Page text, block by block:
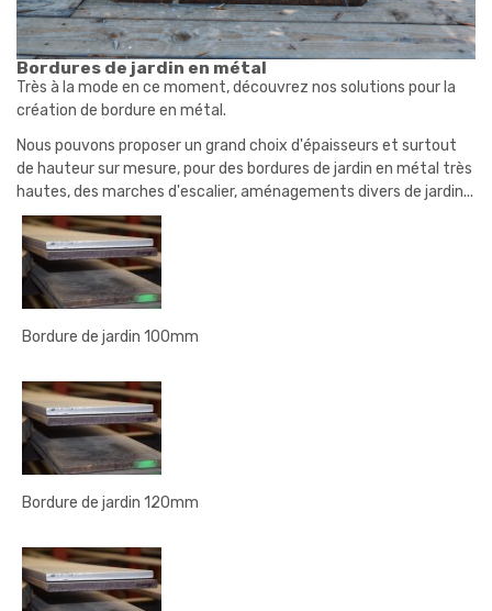
Bordures de jardin en métal
Très à la mode en ce moment, découvrez nos solutions pour la
création de bordure en métal.
Nous pouvons proposer un grand choix d'épaisseurs et surtout
de hauteur sur mesure, pour des bordures de jardin en méta l très
hautes, des marches d'escalier, aménagements divers de jardin...
Bordure de jardin 100mm
Bordure de jardin 120mm